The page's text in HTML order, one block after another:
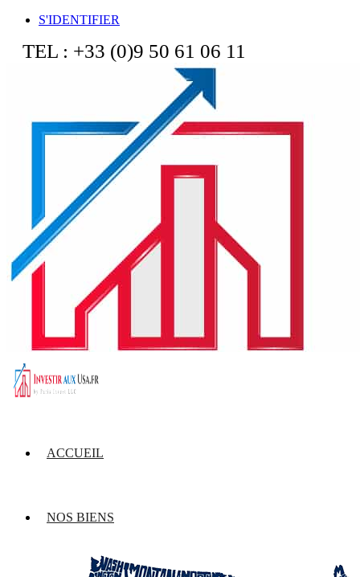
S'IDENTIFIER
TEL : +33 (0)9 50 61 06 11
ACCUEIL
NOS BIENS